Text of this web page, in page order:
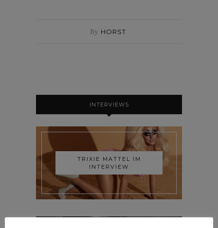
By HORST
INTERVIEWS
TRIXIE MATTEL IM
INTERVIEW